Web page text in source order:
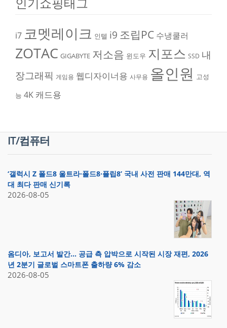
i7 코멧레이크 인텔 i9 조립PC 수냉쿨러
ZOTAC GIGABYTE 저소음 윈도우 지포스 SSD 내
장그래픽 게임용 웹디자이너용 사무용 올인원 고성
능 4K 캐드용
IT/컴퓨터
‘갤럭시 Z 폴드8 울트라·폴드8·플립8’ 국내 사전 판매 144만대, 역
대 최다 판매 신기록
2026-08-05
옴디아, 보고서 발간… 공급 측 압박으로 시작된 시장 재편, 2026
년 2분기 글로벌 스마트폰 출하량 6% 감소
2026-08-05